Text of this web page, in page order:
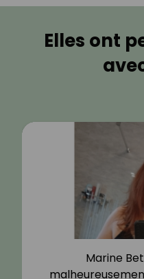
Elles ont
Marine